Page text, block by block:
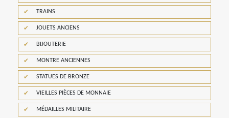
TRAINS
JOUETS ANCIENS
BIJOUTERIE
MONTRE ANCIENNES
STATUES DE BRONZE
VIEILLES PIÈCES DE MONNAIE
MÉDAILLES MILITAIRE